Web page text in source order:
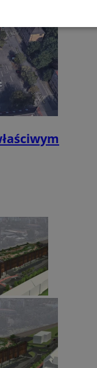
Targetowanie
z
takich jak
Bez
przechowywania